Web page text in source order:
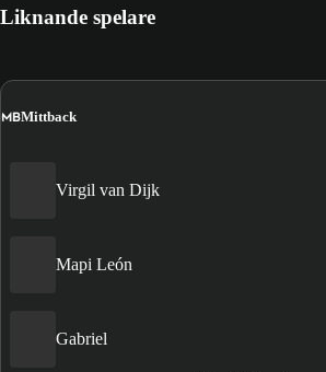
Liknande spelare
MBMittback
Virgil van Dijk
Mapi León
Gabriel